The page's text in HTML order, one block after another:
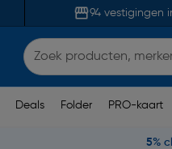
94 vestigingen
Deals Folder PRO-kaart
5%